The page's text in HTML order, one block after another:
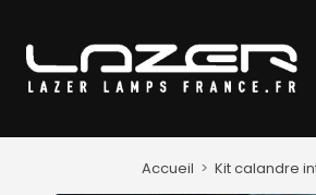
Accueil > Kit calandre